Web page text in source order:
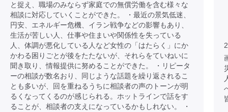
と捉え、職場のみならず家庭での無償労働を含む様々な
相談に対応していくことができた。 ・最近の景気低迷、
円安、エネルギー危機、イラン戦争などの影響もあり、
生活が苦しい人、仕事や住まいや関係性を失っている
人、体調が悪化している人など女性の「はたらく」にか
かわる困りごとが後をたたないが、それらをていねいに
聞き取り、情報提供に努めることができた。 ・リピータ
ーの相談が数名おり、同じような話題を繰り返されるこ
とも多いが、回を重ねるうちに相談者の声のトーンが明
るくなってくるのが感じられる。ホットラインで話をす
ることが、相談者の支えになっているかもしれない。 ・